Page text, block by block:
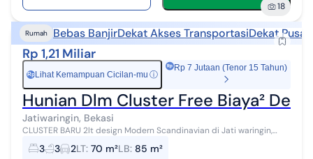
18
Rumah Bebas BanjirDekat Akses TransportasiDekat
Rp 1,21 Miliar
Rp Lihat Kemampuan Cicilan-mu ⓘ
Rp 7 Jutaan (Tenor 15 Tahun)
Hunian Dlm Cluster Free Biaya²
Jatiwaringin, Bekasi
CLUSTER BARU 2lt design Modern Scandinavian di Jati waringin,
Pondok Gede Bekasi Kota Selangkah ke Lubang Buaya, Halim Bebas
banjir UNIT TERBATAS...
3 3 2LT: 70 m²LB: 85 m²